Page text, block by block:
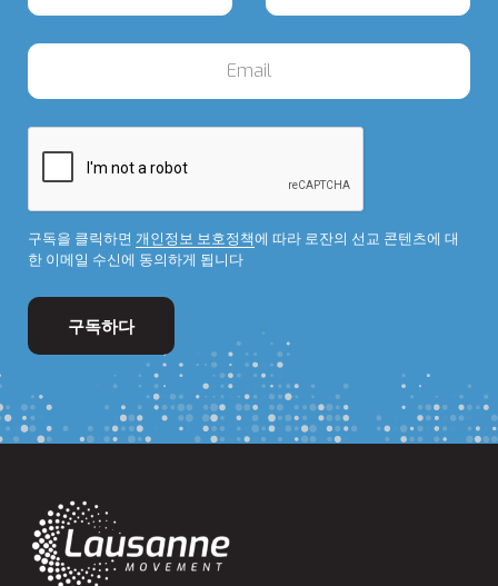
구독을 클릭하면 개인정보 보호정책에 따라 로잔의 선교 콘텐츠에 대
한 이메일 수신에 동의하게 됩니다